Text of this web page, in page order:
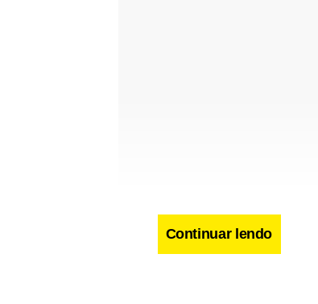
Continuar lendo